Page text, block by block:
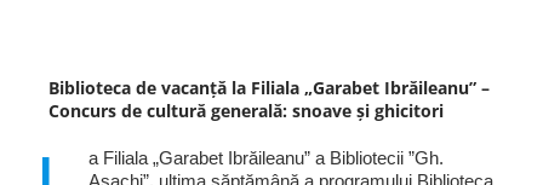
Biblioteca de vacanță la Filiala „Garabet Ibrăileanu” –
Concurs de cultură generală: snoave și ghicitori
a Filiala „Garabet Ibrăileanu” a Bibliotecii ”Gh.
Asachi”, ultima săptămână a programului Biblioteca